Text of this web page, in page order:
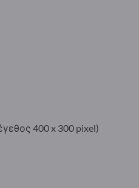
400 x 300 pixel)